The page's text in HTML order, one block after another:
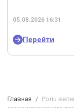
05.08.2026 16:31
Перейти
Главная
Роль